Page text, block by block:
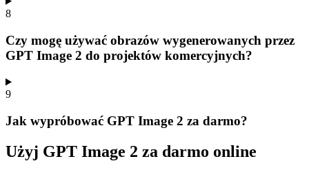
8
Czy mogę używać obrazów wygenerowanych przez
GPT Image 2 do projektów komercyjnych?
9
Jak wypróbować GPT Image 2 za darmo?
Użyj GPT Image 2 za darmo online